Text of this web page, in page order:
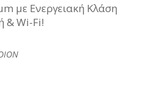
με Ενεργειακή Κλάση
& Wi-Fi!